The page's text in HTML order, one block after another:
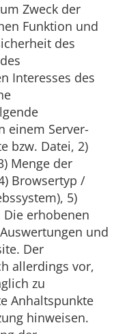
Zweck der
Funktion und
des
Interesses des
einem Server-
bzw. Datei, 2)
Menge der
Browsertyp /
5)
Die erhobenen
und
Der
allerdings vor,
zu
Anhaltspunkte
hinweisen.